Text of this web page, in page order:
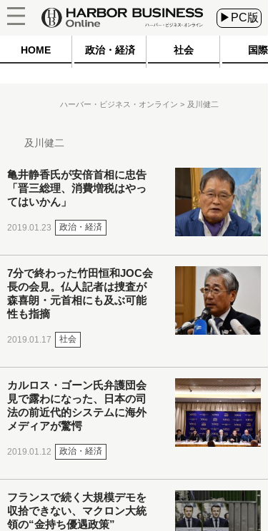
▶PC版
HOME 政治・経済 社会 国際
ハーバー・ビジネス・オンライン 及川健二
及川健二
亀井静香氏が安倍首相に忠告
「晋三総理、消費増税はやっ
てはいかん」
2019.01.23 政治・経済
7分で終わった竹田恒和JOC会
長の会見。仏人記者は捜査が
森喜朗・元首相にも及ぶ可能
性も指摘
2019.01.17 社会
カルロス・ゴーン氏弁護団会
見で露わになった、日本の司
法の前近代的システムに海外
メディアが驚愕
2019.01.12 政治・経済
フランスで続く大規模デモを
収拾できない、マクロン大統
領の“金持ち優遇政策”